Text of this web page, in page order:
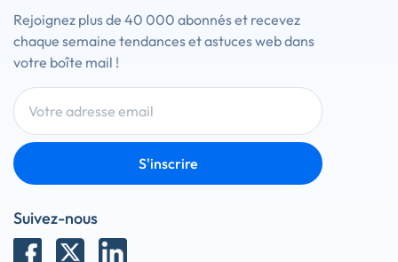
Rejoignez plus de 40 000 abonnés et recevez
chaque semaine tendances et astuces web dans
votre boîte mail !
S'inscrire
Suivez-nous